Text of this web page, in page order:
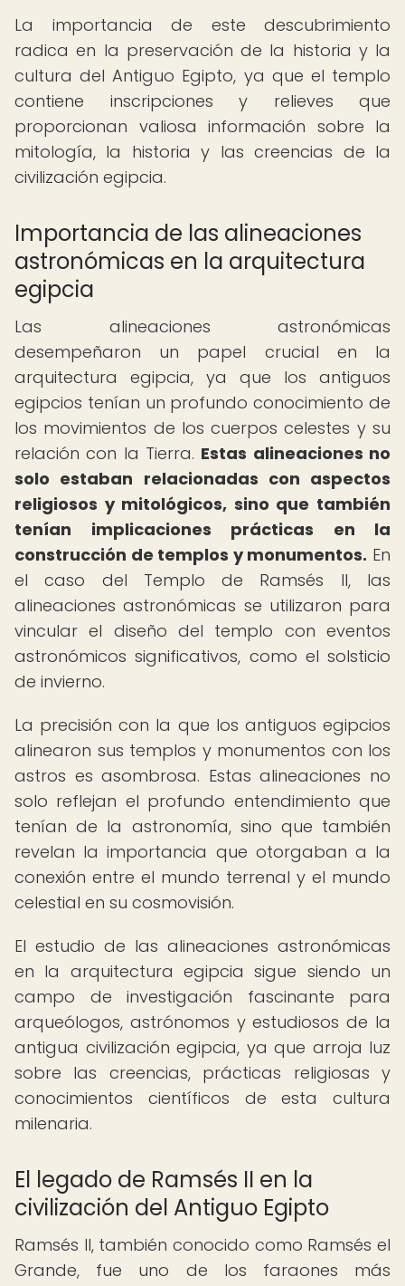
La importancia de este descubrimiento
radica en la preservación de la historia y la
cultura del Antiguo Egipto, ya que el templo
contiene inscripciones y relieves que
proporcionan valiosa información sobre la
mitología, la historia y las creencias de la
civilización egipcia.
Importancia de las alineaciones
astronómicas en la arquitectura
egipcia
Las alineaciones astronómicas
desempeñaron un papel crucial en la
arquitectura egipcia, ya que los antiguos
egipcios tenían un profundo conocimiento de
los movimientos de los cuerpos celestes y su
relación con la Tierra. Estas alineaciones no
solo estaban relacionadas con aspectos
religiosos y mitológicos, sino que también
tenían implicaciones prácticas en la
construcción de templos y monumentos. En
el caso del Templo de Ramsés II, las
alineaciones astronómicas se utilizaron para
vincular el diseño del templo con eventos
astronómicos significativos, como el solsticio
de invierno.
La precisión con la que los antiguos egipcios
alinearon sus templos y monumentos con los
astros es asombrosa. Estas alineaciones no
solo reflejan el profundo entendimiento que
tenían de la astronomía, sino que también
revelan la importancia que otorgaban a la
conexión entre el mundo terrenal y el mundo
celestial en su cosmovisión.
El estudio de las alineaciones astronómicas
en la arquitectura egipcia sigue siendo un
campo de investigación fascinante para
arqueólogos, astrónomos y estudiosos de la
antigua civilización egipcia, ya que arroja luz
sobre las creencias, prácticas religiosas y
conocimientos científicos de esta cultura
milenaria.
El legado de Ramsés II en la
civilización del Antiguo Egipto
Ramsés II, también conocido como Ramsés el
Grande, fue uno de los faraones más